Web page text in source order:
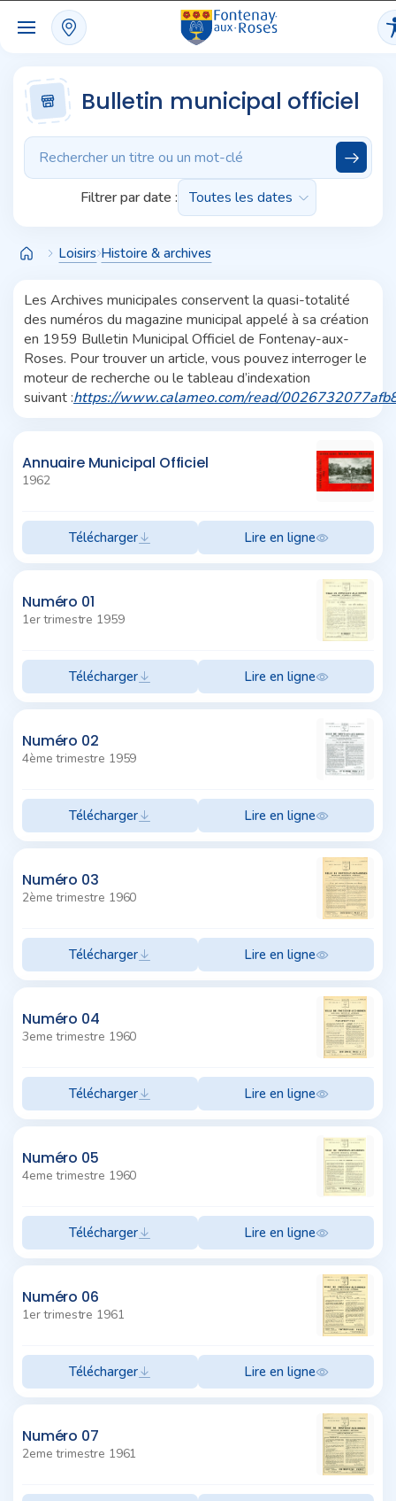
Bulletin municipal officiel
Filtrer par date :
Loisirs Histoire & archives
Les Archives municipales conservent la quasi-totalité
des numéros du magazine municipal appelé à sa création
en 1959 Bulletin Municipal Officiel de Fontenay-aux-
Roses. Pour trouver un article, vous pouvez interroger le
moteur de recherche ou le tableau d’indexation
suivant :https://www.calameo.com/read/
Annuaire Municipal Officiel
1962
Télécharger Lire en ligne
Numéro 01
1er trimestre 1959
Télécharger Lire en ligne
Numéro 02
4ème trimestre 1959
Télécharger Lire en ligne
Numéro 03
2ème trimestre 1960
Télécharger Lire en ligne
Numéro 04
3eme trimestre 1960
Télécharger Lire en ligne
Numéro 05
4eme trimestre 1960
Télécharger Lire en ligne
Numéro 06
1er trimestre 1961
Télécharger Lire en ligne
Numéro 07
2eme trimestre 1961
Panneau de gestion des cookies